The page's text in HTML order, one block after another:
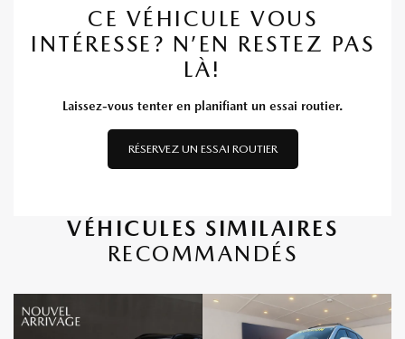
CE VÉHICULE VOUS
INTÉRESSE? N’EN RESTEZ PAS
LÀ!
Laissez-vous tenter en planifiant un essai routier.
RÉSERVEZ UN ESSAI ROUTIER
VÉHICULES SIMILAIRES
RECOMMANDÉS